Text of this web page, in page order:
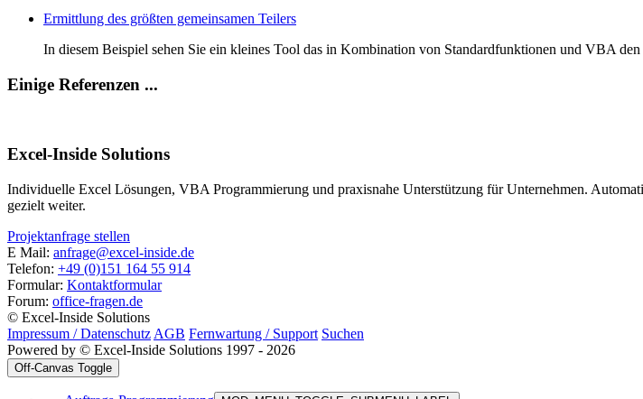
Ermittlung des größten gemeinsamen Teilers
In diesem Beispiel sehen Sie ein kleines Tool das in Kombination von Standardfunktionen und VBA den
Einige Referenzen ...
Excel-Inside Solutions
Individuelle Excel Lösungen, VBA Programmierung und praxisnahe Unterstützung für Unternehmen.
gezielt weiter.
Projektanfrage stellen
E Mail: anfrage@excel-inside.de
Telefon: +49 (0)151 164 55 914
Formular: Kontaktformular
Forum: office-fragen.de
© Excel-Inside Solutions
Impressum / Datenschutz AGB Fernwartung / Support Suchen
Powered by © Excel-Inside Solutions 1997 - 2026
Off-Canvas Toggle